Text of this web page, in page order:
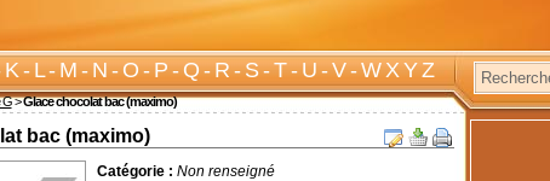
K-L-M-N-O-P-Q-R-S-T-U-V-W X Y Z
G>Glace chocolat bac (maximo)
bac (maximo)
Catégorie : Non renseigné